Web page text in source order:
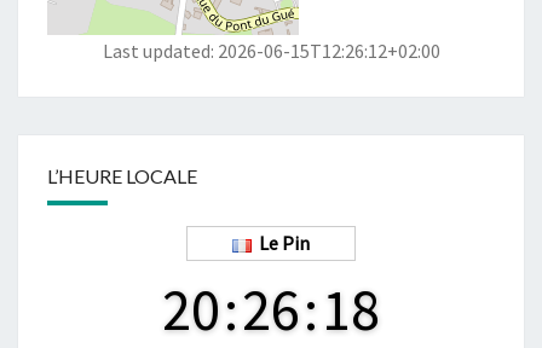
Last updated: 2026-06-15T12:26:12+02:00
L’HEURE LOCALE
Le Pin
20:26:19